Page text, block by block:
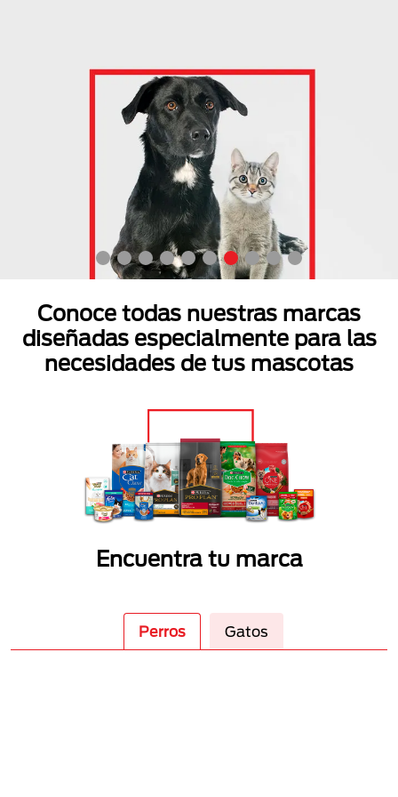
Conoce todas nuestras marcas
diseñadas especialmente para las
necesidades de tus mascotas
Encuentra tu marca
Perros Gatos